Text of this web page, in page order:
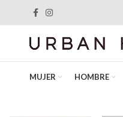
MUJER HOMBRE